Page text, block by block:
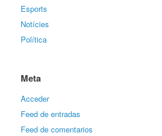
Esports
Notícies
Política
Meta
Acceder
Feed de entradas
Feed de comentarios